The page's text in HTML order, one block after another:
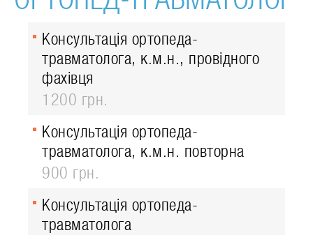
Консультація ортопеда-
травматолога, к.м.н., провідного
фахівця
1200 грн.
Консультація ортопеда-
травматолога, к.м.н. повторна
900 грн.
Консультація ортопеда-
травматолога